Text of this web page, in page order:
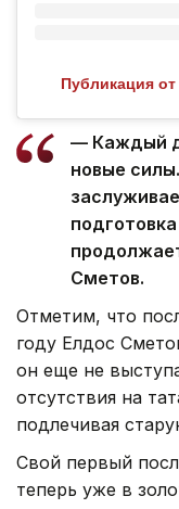
Публикация от
— Каждый
новые
Сметов.
Отметим, что
году Елдос
он еще не
отсутствия на
подлечивая
Свой первый
теперь уже в